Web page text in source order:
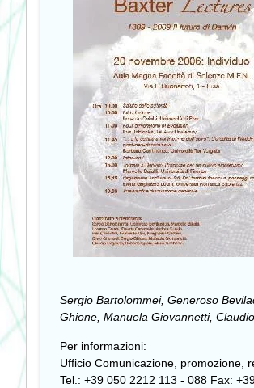
Sergio Bartolommei, Generoso
Ghione, Manuela Giovannetti,
Per informazioni:
Ufficio Comunicazione, promozione,
Tel.: +39 050 2212 113 - 088 Fax: